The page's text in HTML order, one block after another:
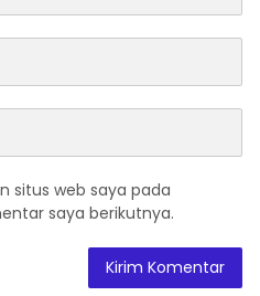
situs web saya pada
saya berikutnya.